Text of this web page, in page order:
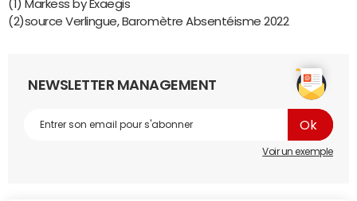
(1) Markess by Exaegis
(2)source Verlingue, Baromètre Absentéisme 2022
NEWSLETTER MANAGEMENT
Voir un exemple